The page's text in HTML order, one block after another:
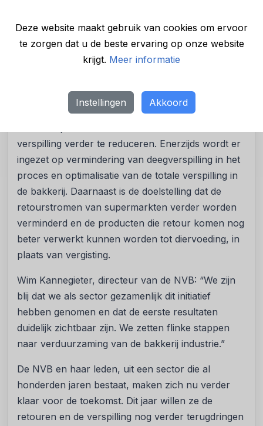
Deze website maakt gebruik van cookies om ervoor
te zorgen dat u de beste ervaring op onze website
krijgt. Meer informatie
Instellingen Akkoord
verspilling, maar het voorkomen van deze
reststroom in de keten is beter.
De bedrijven werken aan de optimalisatie van
productieprocessen. Ze blijven zich ook de
verspilling verder te reduceren. Enerzijds wordt er
ingezet op vermindering van deegverspilling in het
proces en optimalisatie van de totale verspilling in
de bakkerij. Daarnaast is de doelstelling dat de
retourstromen van supermarkten verder worden
verminderd en de producten die retour komen nog
beter verwerkt kunnen worden tot diervoeding, in
plaats van vergisting.
Wim Kannegieter, directeur van de NVB: “We zijn
blij dat we als sector gezamenlijk dit initiatief
hebben genomen en dat de eerste resultaten
duidelijk zichtbaar zijn. We zetten flinke stappen
naar verduurzaming van de bakkerij industrie.”
De NVB en haar leden, uit een sector die al
honderden jaren bestaat, maken zich nu verder
klaar voor de toekomst. Dit jaar willen ze de
retouren en de verspilling nog verder terugdringen